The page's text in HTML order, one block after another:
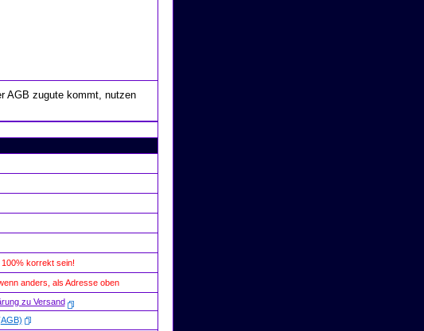
AGB zugute kommt, nutzen
korrekt sein!
anders, als Adresse oben
zu Versand